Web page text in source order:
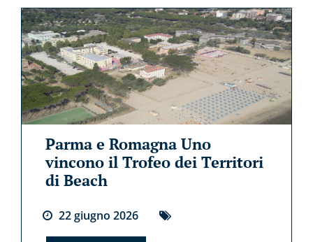
Parma e Romagna Uno
vincono il Trofeo dei Territori
di Beach
22giugno 2026